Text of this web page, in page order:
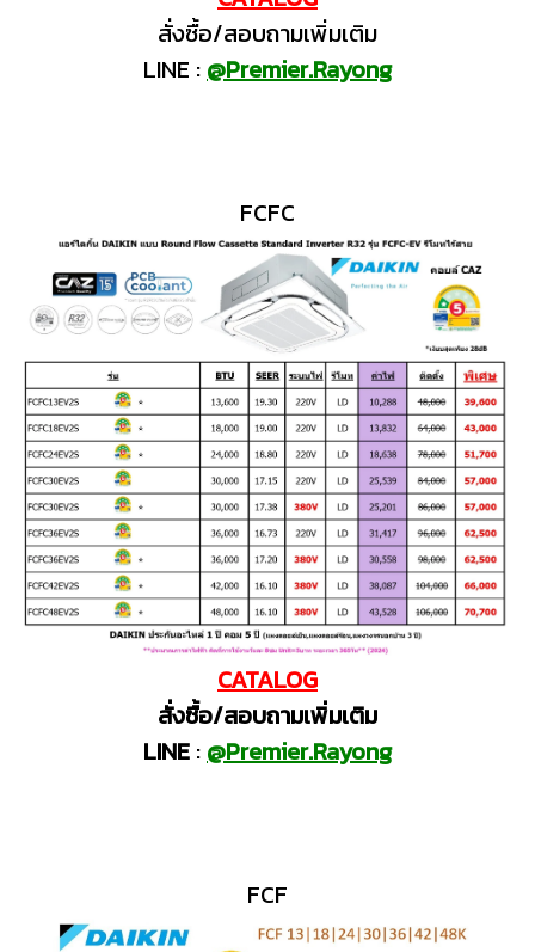
สั่งซื้อ/สอบถามเพิ่มเติม
LINE :@Premier.Rayong
FCFC
CATALOG
สั่งซื้อ/สอบถามเพิ่มเติม
LINE : @Premier.Rayong
FCF